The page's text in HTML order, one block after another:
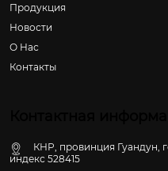
Продукция
Новости
О Hас
Контакты
КНР, провинция Гуандун,
индекс 528415